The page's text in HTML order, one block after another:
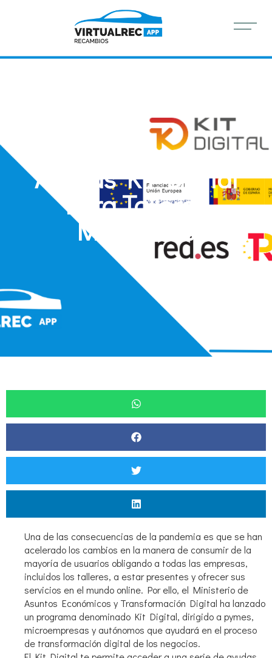
Ayudas Kit Digital
Para Talleres
Mecánicos
Una de las consecuencias de la pandemia es que se han
acelerado los cambios en la manera de consumir de la
mayoría de usuarios obligando a todas las empresas,
incluidos los talleres, a estar presentes y ofrecer sus
servicios en el mundo online. Por ello, el Ministerio de
Asuntos Económicos y Transformación Digital ha lanzado
un programa denominado Kit Digital, dirigido a pymes,
microempresas y autónomos que ayudará en el proceso
de transformación digital de los negocios.